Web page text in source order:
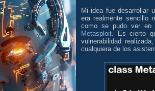
Mi idea fue desarrollar
era realmente sencillo
como se pudo ver en
Metasploit. Es cierto
vulnerabilidad
cualquiera de los